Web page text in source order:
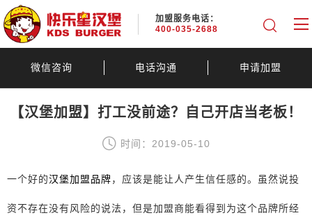
加盟服务电话：
400-035-2688
微信咨询 电话沟通 申请加盟
【汉堡加盟】打工没前途？自己开店当老板！
时间：2019-05-10
一个好的汉堡加盟品牌，应该是能让人产生信任感的。虽然说投
资不存在没有风险的说法，但是加盟商能看得到为这个品牌所经